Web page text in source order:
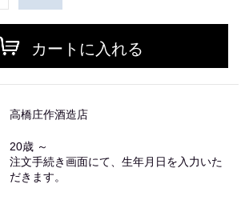
カートに入れる
高橋庄作酒造店
20歳 ～
注文手続き画面にて、生年月日を入力いた
だきます。